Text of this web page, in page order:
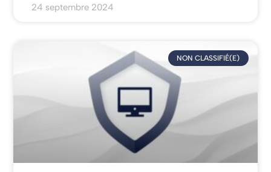
24 septembre 2024
NON CLASSIFIÉ(E)